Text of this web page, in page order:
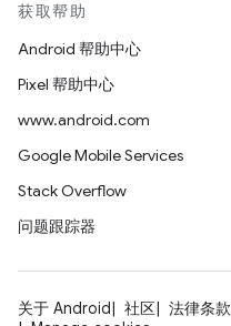
获取帮助
Android 帮助中心
Pixel 帮助中心
www.android.com
Google Mobile Services
Stack Overflow
问题跟踪器
关于 Android 社区 法律条款